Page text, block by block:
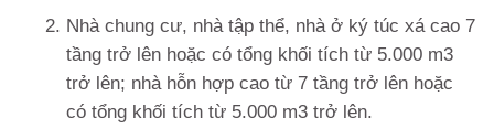
Nhà chung cư, nhà tập thể, nhà ở ký túc xá cao 7
tầng trở lên hoặc có tổng khối tích từ 5.000 m3
trở lên; nhà hỗn hợp cao từ 7 tầng trở lên hoặc
có tổng khối tích từ 5.000 m3 trở lên.